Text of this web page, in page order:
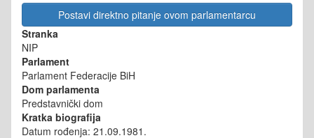
Postavi direktno pitanje ovom parlamentarcu
Stranka
NIP
Parlament
Parlament Federacije BiH
Dom parlamenta
Predstavnički dom
Kratka biografija
Datum rođenja: 21.09.1981.